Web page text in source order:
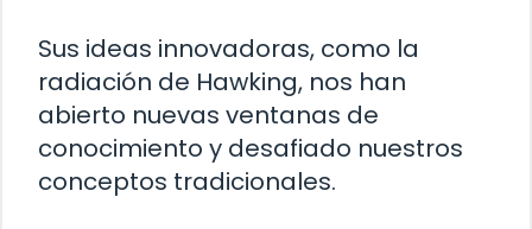
Sus ideas innovadoras, como la
radiación de Hawking, nos han
abierto nuevas ventanas de
conocimiento y desafiado nuestros
conceptos tradicionales.